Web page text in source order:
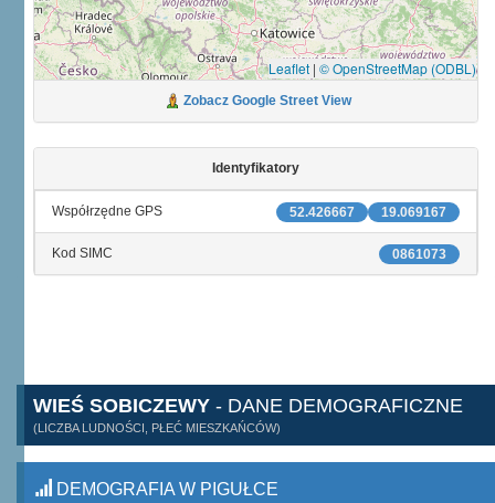
Leaflet | © OpenStreetMap (ODBL)
Zobacz Google Street View
Identyfikatory
19.069167
52.426667
Współrzędne GPS
0861073
Kod SIMC
WIEŚ SOBICZEWY - DANE DEMOGRAFICZNE
(LICZBA LUDNOŚCI, PŁEĆ MIESZKAŃCÓW)
DEMOGRAFIA W PIGUŁCE